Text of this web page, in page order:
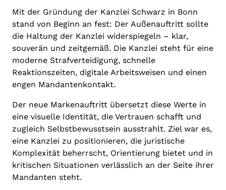
Mit der Gründung der Kanzlei Schwarz in Bonn
stand von Beginn an fest: Der Außenauftritt sollte
die Haltung der Kanzlei widerspiegeln – klar,
souverän und zeitgemäß. Die Kanzlei steht für eine
moderne Strafverteidigung, schnelle
Reaktionszeiten, digitale Arbeitsweisen und einen
engen Mandantenkontakt.
Der neue Markenauftritt übersetzt diese Werte in
eine visuelle Identität, die Vertrauen schafft und
zugleich Selbstbewusstsein ausstrahlt. Ziel war es,
eine Kanzlei zu positionieren, die juristische
Komplexität beherrscht, Orientierung bietet und in
kritischen Situationen verlässlich an der Seite ihrer
Mandanten steht.